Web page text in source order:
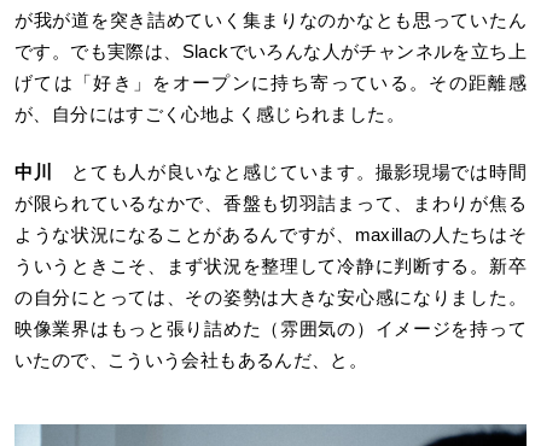
が我が道を突き詰めていく集まりなのかなとも思っていたん
です。でも実際は、Slackでいろんな人がチャンネルを立ち上
げては「好き」をオープンに持ち寄っている。その距離感
が、自分にはすごく心地よく感じられました。
中川
とても人が良いなと感じています。撮影現場では時間
が限られているなかで、香盤も切羽詰まって、まわりが焦る
ような状況になることがあるんですが、maxillaの人たちはそ
ういうときこそ、まず状況を整理して冷静に判断する。新卒
の自分にとっては、その姿勢は大きな安心感になりました。
映像業界はもっと張り詰めた（雰囲気の）イメージを持って
いたので、こういう会社もあるんだ、と。